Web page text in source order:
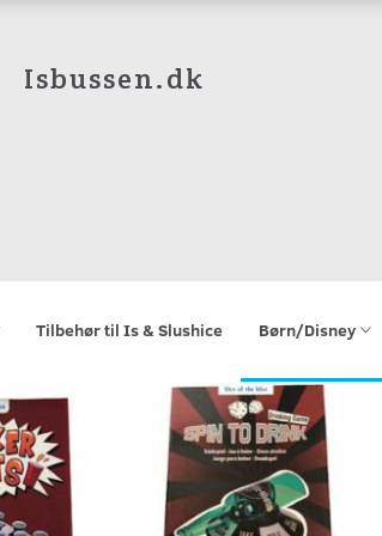
Isbussen.dk
Tilbehør til Is & Slushice Børn/Disney